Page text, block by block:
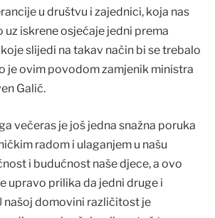
u društvu i zajednici, koja nas
uz iskrene osjećaje jedni prema
slijedi na takav način bi se trebalo
je ovim povodom zamjenik ministra
Galić.
večeras je još jedna snažna poruka
radom i ulaganjem u našu
i budućnost naše djece, a ovo
upravo prilika da jedni druge i
našoj domovini različitost je